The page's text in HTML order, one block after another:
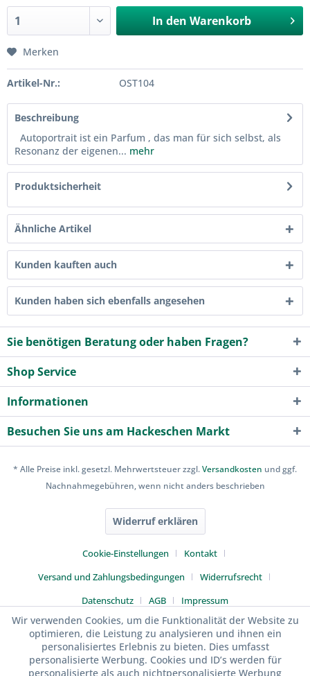
In den Warenkorb
Merken
Artikel-Nr.: OST104
Beschreibung
Autoportrait ist ein Parfum , das man für sich selbst, als
Resonanz der eigenen... mehr
Produktsicherheit
Ähnliche Artikel
Kunden kauften auch
Kunden haben sich ebenfalls angesehen
Sie benötigen Beratung oder haben Fragen?
Shop Service
Informationen
Besuchen Sie uns am Hackeschen Markt
* Alle Preise inkl. gesetzl. Mehrwertsteuer zzgl.Versandkosten und ggf.
Nachnahmegebühren, wenn nicht anders beschrieben
Widerruf erklären
Cookie-Einstellungen
Kontakt
Versand und Zahlungsbedingungen
Widerrufsrecht
Datenschutz
AGB Impressum
Wir verwenden Cookies, um die Funktionalität der Website zu
optimieren, die Leistung zu analysieren und ihnen ein
personalisiertes Erlebnis zu bieten. Dies umfasst
personalisierte Werbung. Cookies und ID’s werden für
personalisierte als auch nichtpersonalisierte Werbung